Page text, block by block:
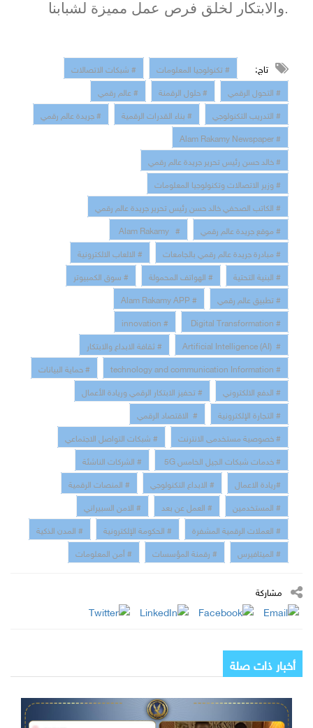
والابتكار لخلق فرص عمل مميزة لشبابنا.
تاج: # تكنولوجيا المعلومات
# شبكات الاتصالات
# التحول الرقمي
# حلول الرقمنة
# عالم رقمي
# التدريب التكنولوجي
# بناء القدرات الرقمية
# جريدة عالم رقمي
# Alam Rakamy Newspaper
# خالد حسن رئيس تحرير جريدة عالم رقمي
# وزير الاتصالات وتكنولوجيا المعلومات
# الكاتب الصحفي خالد حسن رئيس تحرير جريدة عالم رقمي
# موقع جريدة عالم رقمي
# Alam Rakamy
# مبادرة جريدة عالم رقمي بالجامعات
# الالعاب الالكترونية
# البنية التحتية
# الهواتف المحمولة
# سوق الكمبيوتر
# تطبيق عالم رقمي
# Alam Rakamy APP
# Digital Transformation
# innovation
# Artificial Intelligence (AI)
# ثقافة الابداع والابتكار
# technology and communication Information
# حماية البيانات
# الدفع الالكتروني
# تحفيز الابتكار الرقمي وريادة الأعمال
# التجارة الإلكترونية
# الاقتصاد الرقمي
# خصوصية مستخدمى الانترنت
# شبكات التواصل الاجتماعي
# خدمات شبكات الجيل الخامس 5G
# الشركات الناشئة
#ريادة الاعمال
# الابداع التكنولوجي
# المنصات الرقمية
# المستخدمين
# العمل عن بعد
# الامن السبيراني
# العملات الرقمية المشفرة
# الحكومة الإلكترونية
# المدن الذكية
# الميتافيرس
# رقمنة المؤسسات # أمن المعلومات
مشاركة
أخبار ذات صلة